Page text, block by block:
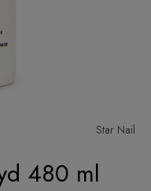
Star Nail
480 ml